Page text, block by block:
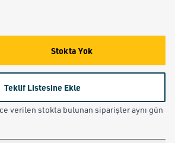
Stokta Yok
Teklif Listesine Ekle
verilen stokta bulunan siparişler aynı gün